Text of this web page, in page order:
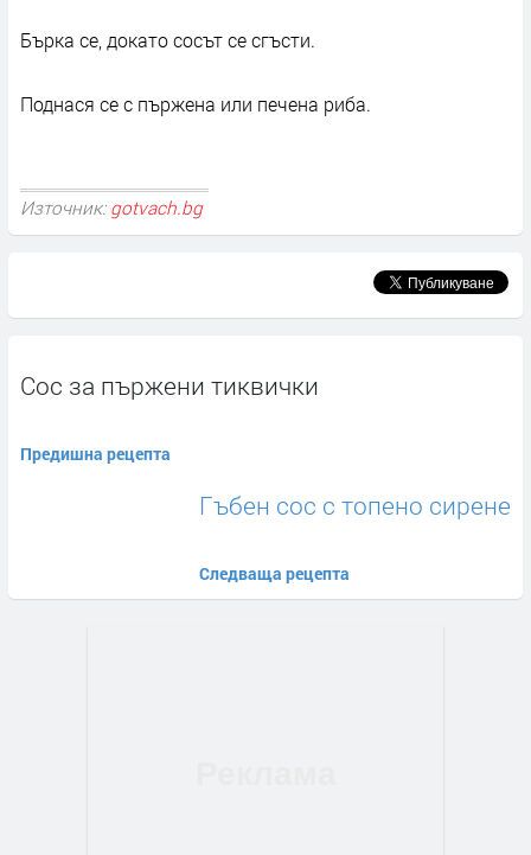
Бърка се, докато сосът се сгъсти.
Поднася се с пържена или печена риба.
Източник: gotvach.bg
Сос за пържени тиквички
Предишна рецепта
Гъбен сос с топено сирене
Следваща рецепта